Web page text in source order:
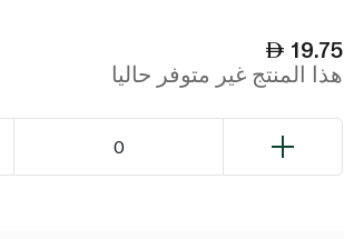
19.75
هذا المنتج غير متوفر حاليا
0